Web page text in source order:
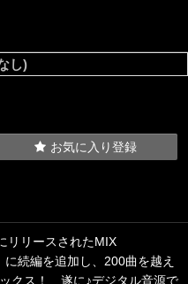
し)
お気に入り登録
リリースされたMIX
続編を追加し、200曲を越え
クス！ 遂に♪デジタル音源で